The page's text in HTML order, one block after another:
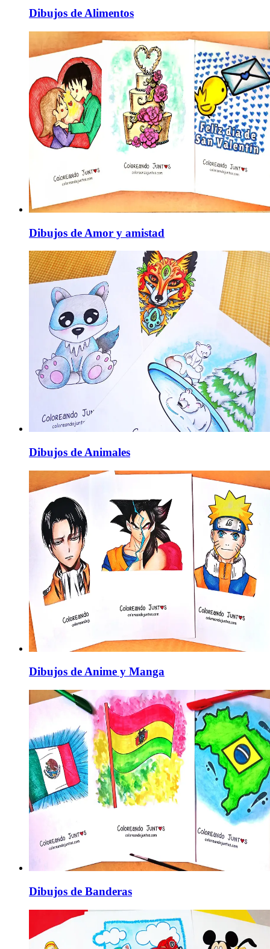
Dibujos de Alimentos
Dibujos de Amor y amistad
Dibujos de Animales
Dibujos de Anime y Manga
Dibujos de Banderas